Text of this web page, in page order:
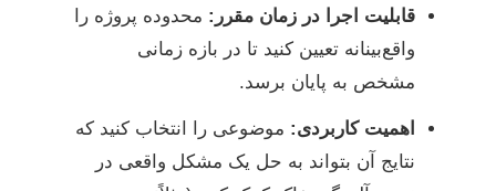
قابلیت اجرا در زمان مقرر: محدوده پروژه را
واقع‌بینانه تعیین کنید تا در بازه زمانی
مشخص به پایان برسد.
اهمیت کاربردی: موضوعی را انتخاب کنید که
نتایج آن بتواند به حل یک مشکل واقعی در